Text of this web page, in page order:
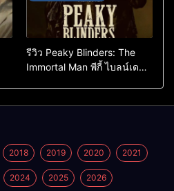
รีวิว Peaky Blinders: The
Immortal Man พีกี้ ไบลน์เด
2018 2019 2020 2021
2024 2025 2026